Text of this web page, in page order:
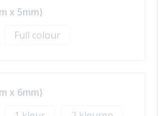
x 5mm)
Full colour
x 6mm)